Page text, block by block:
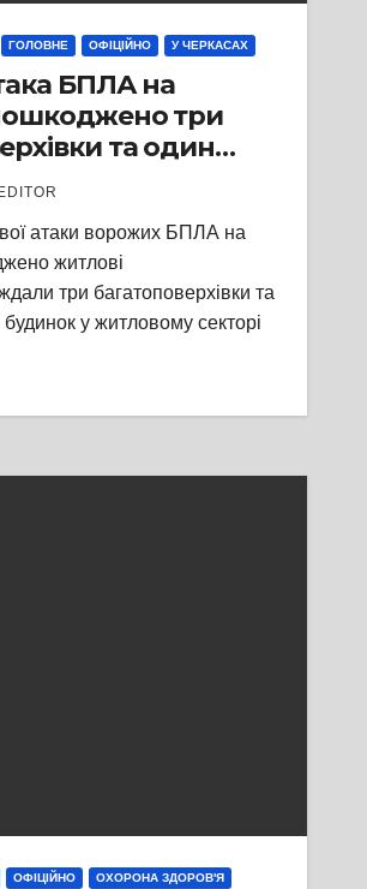
ГОЛОВНЕ ОФІЦІЙНО У ЧЕРКАСАХ
БПЛА на
три
та один
як
атаки ворожих БПЛА на
житлові
три багатоповерхівки та
у житловому секторі
ОФІЦІЙНО ОХОРОНА ЗДОРОВ'Я